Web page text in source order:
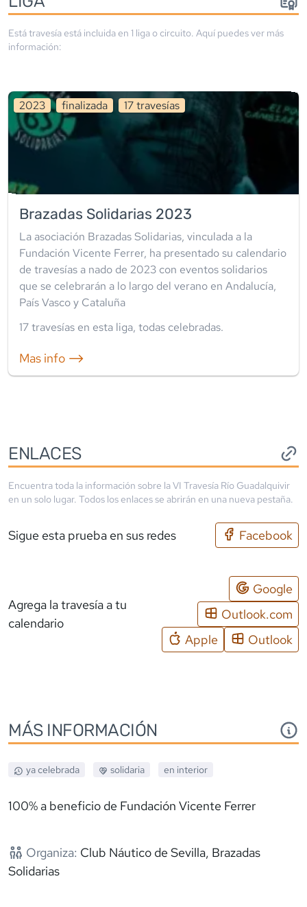
Está travesía está incluida en 1 liga o circuito. Aquí puedes ver más
información:
2023 finalizada 17travesías
Brazadas Solidarias 2023
La asociación Brazadas Solidarias, vinculada a la
Fundación Vicente Ferrer, ha presentado su calendario
de travesías a nado de 2023 con eventos solidarios
que se celebrarán a lo largo del verano en Andalucía,
País Vasco y Cataluña
17travesías en esta liga, todas celebradas.
Mas info ⟶
ENLACES
Encuentra toda la información sobre laVI Travesía Río Guadalquivir
en un solo lugar. Todos los enlaces se abrirán en una nueva pestaña.
Sigue esta prueba en sus redes Facebook
Agrega la travesía a tu
calendario
Google
Outlook.com
Apple
Outlook
MÁS INFORMACIÓN
ya celebrada solidaria en interior
100% a beneficio de Fundación Vicente Ferrer
Organiza: Club Náutico de Sevilla, Brazadas
Solidarias